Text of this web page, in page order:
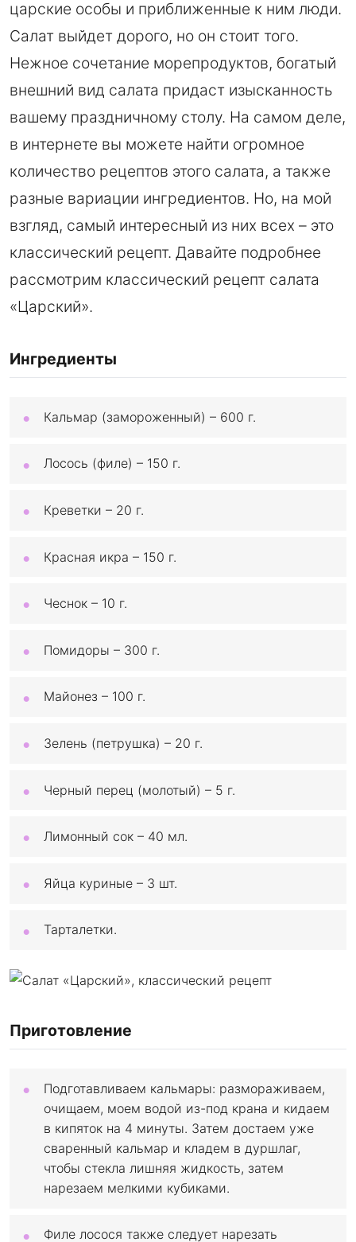
царские особы и приближенные к ним люди.
Салат выйдет дорого, но он стоит того.
Нежное сочетание морепродуктов, богатый
внешний вид салата придаст изысканность
вашему праздничному столу. На самом деле,
в интернете вы можете найти огромное
количество рецептов этого салата, а также
разные вариации ингредиентов. Но, на мой
взгляд, самый интересный из них всех – это
классический рецепт. Давайте подробнее
рассмотрим классический рецепт салата
«Царский».
Ингредиенты
Кальмар (замороженный) – 600 г.
Лосось (филе) – 150 г.
Креветки – 20 г.
Красная икра – 150 г.
Чеснок – 10 г.
Помидоры – 300 г.
Майонез – 100 г.
Зелень (петрушка) – 20 г.
Черный перец (молотый) – 5 г.
Лимонный сок – 40 мл.
Яйца куриные – 3 шт.
Тарталетки.
Приготовление
Подготавливаем кальмары: размораживаем,
очищаем, моем водой из-под крана и кидаем
в кипяток на 4 минуты. Затем достаем уже
сваренный кальмар и кладем в дуршлаг,
чтобы стекла лишняя жидкость, затем
нарезаем мелкими кубиками.
Филе лосося также следует нарезать